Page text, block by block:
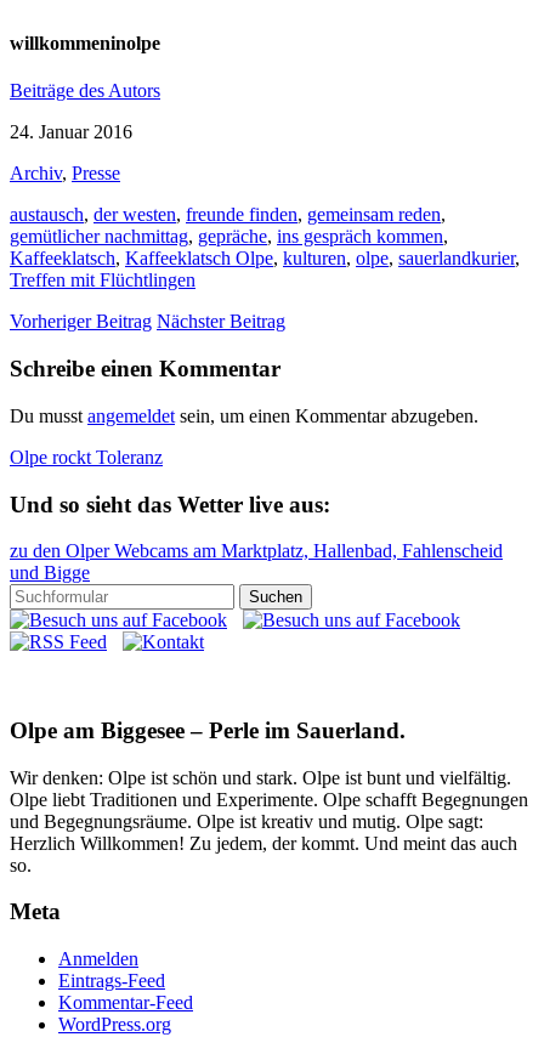
willkommeninolpe
Beiträge des Autors
24. Januar 2016
Archiv, Presse
austausch, der westen, freunde finden, gemeinsam reden,
gemütlicher nachmittag, gepräche, ins gespräch kommen,
Kaffeeklatsch, Kaffeeklatsch Olpe, kulturen, olpe, sauerlandkurier,
Treffen mit Flüchtlingen
Vorheriger Beitrag Nächster Beitrag
Schreibe einen Kommentar
Du musst angemeldet sein, um einen Kommentar abzugeben.
Olpe rockt Toleranz
Und so sieht das Wetter live aus:
zu den Olper Webcams am Marktplatz, Hallenbad, Fahlenscheid
und Bigge
Olpe am Biggesee – Perle im Sauerland.
Wir denken: Olpe ist schön und stark. Olpe ist bunt und vielfältig.
Olpe liebt Traditionen und Experimente. Olpe schafft Begegnungen
und Begegnungsräume. Olpe ist kreativ und mutig. Olpe sagt:
Herzlich Willkommen! Zu jedem, der kommt. Und meint das auch
so.
Meta
Anmelden
Eintrags-Feed
Kommentar-Feed
WordPress.org